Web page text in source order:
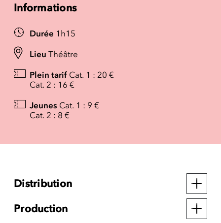
Informations
Durée 1h15
Lieu Théâtre
Plein tarif Cat. 1 : 20 €
Cat. 2 : 16 €
Jeunes Cat. 1 : 9 €
Cat. 2 : 8 €
Distribution
Production